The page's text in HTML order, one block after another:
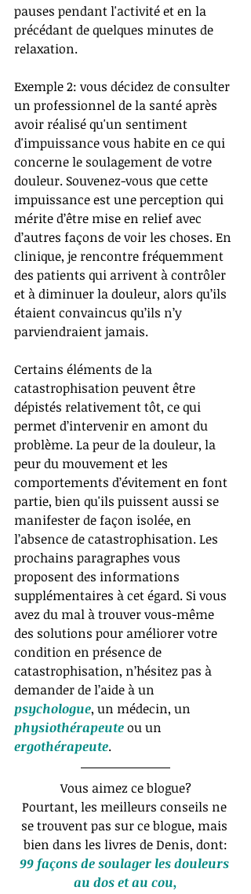
pauses pendant l'activité et en la
précédant de quelques minutes de
relaxation.
Exemple 2: vous décidez de consulter
un professionnel de la santé après
avoir réalisé qu'un sentiment
d'impuissance vous habite en ce qui
concerne le soulagement de votre
douleur. Souvenez-vous que cette
impuissance est une perception qui
mérite d’être mise en relief avec
d’autres façons de voir les choses. En
clinique, je rencontre fréquemment
des patients qui arrivent à contrôler
et à diminuer la douleur, alors qu’ils
étaient convaincus qu’ils n’y
parviendraient jamais.
Certains éléments de la
catastrophisation peuvent être
dépistés relativement tôt, ce qui
permet d’intervenir en amont du
problème. La peur de la douleur, la
peur du mouvement et les
comportements d’évitement en font
partie, bien qu'ils puissent aussi se
manifester de façon isolée, en
l’absence de catastrophisation. Les
prochains paragraphes vous
proposent des informations
supplémentaires à cet égard. Si vous
avez du mal à trouver vous-même
des solutions pour améliorer votre
condition en présence de
catastrophisation, n’hésitez pas à
demander de l’aide à un
psychologue, un médecin, un
physiothérapeute ou un
ergothérapeute.
Vous aimez ce blogue?
Pourtant, les meilleurs conseils ne
se trouvent pas sur ce blogue, mais
bien dans les livres de Denis, dont:
99 façons de soulager les douleurs
au dos et au cou,